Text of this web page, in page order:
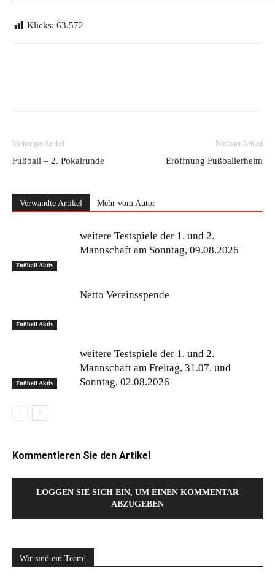
Klicks: 63.572
Vorheriger Artikel
Fußball – 2. Pokalrunde
Nächster Artikel
Eröffnung Fußballerheim
Verwandte Artikel Mehr vom Autor
Fußball Aktiv
weitere Testspiele der 1. und 2.
Mannschaft am Sonntag, 09.08.2026
Fußball Aktiv
Netto Vereinsspende
Fußball Aktiv
weitere Testspiele der 1. und 2.
Mannschaft am Freitag, 31.07. und
Sonntag, 02.08.2026
Kommentieren Sie den Artikel
LOGGEN SIE SICH EIN, UM EINEN KOMMENTAR
ABZUGEBEN
Wir sind ein Team!